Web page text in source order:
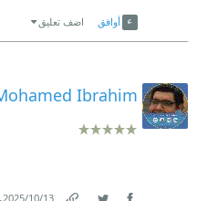
أوافق اضف تعليق
Ibrahim
13‏/10‏/2025
.